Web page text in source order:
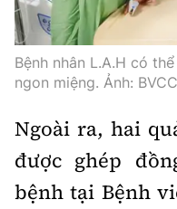
Bệnh nhân L.A.H có
ngon miệng. Ảnh: BVCC
Ngoài ra, hai
được ghép
bệnh tại Bệnh